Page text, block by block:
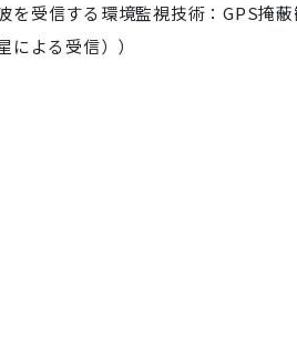
を受信する環境監視技術：GPS掩蔽
よる受信））